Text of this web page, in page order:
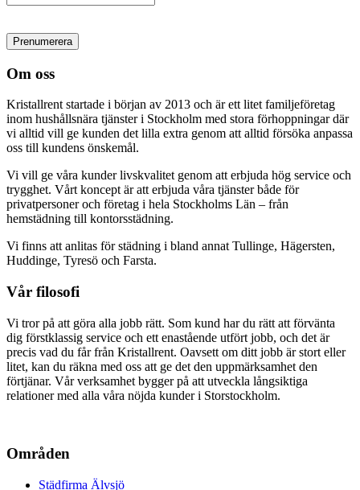
Om oss
Kristallrent startade i början av 2013 och är ett litet familjeföretag
inom hushållsnära tjänster i Stockholm med stora förhoppningar där
vi alltid vill ge kunden det lilla extra genom att alltid försöka anpassa
oss till kundens önskemål.
Vi vill ge våra kunder livskvalitet genom att erbjuda hög service och
trygghet. Vårt koncept är att erbjuda våra tjänster både för
privatpersoner och företag i hela Stockholms Län – från
hemstädning till kontorsstädning.
Vi finns att anlitas för städning i bland annat Tullinge, Hägersten,
Huddinge, Tyresö och Farsta.
Vår filosofi
Vi tror på att göra alla jobb rätt. Som kund har du rätt att förvänta
dig förstklassig service och ett enastående utfört jobb, och det är
precis vad du får från Kristallrent. Oavsett om ditt jobb är stort eller
litet, kan du räkna med oss att ge det den uppmärksamhet den
förtjänar. Vår verksamhet bygger på att utveckla långsiktiga
relationer med alla våra nöjda kunder i Storstockholm.
Områden
Städfirma Älvsjö